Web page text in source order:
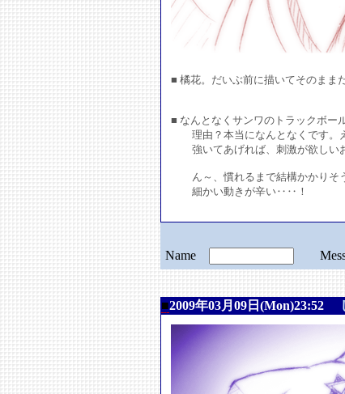
■ 橘花。だいぶ前に描いてそのまま
■ なんとなくサンワのトラックボー
理由？本当になんとなくです。
強いてあげれば、刺激が欲しい
ん～、慣れるまで結構かかりそ
細かい動きが辛い‥‥！
Name
■2009年03月09日(Mon)23:52